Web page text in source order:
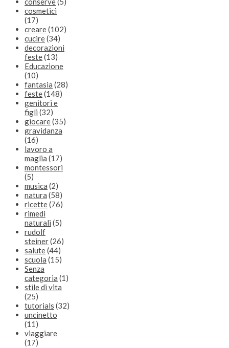
cosmetici
(17)
creare(102)
cucire(34)
decorazioni
feste(13)
Educazione
(10)
fantasia (28)
feste(148)
genitori e
figli (32)
giocare(35)
gravidanza
(16)
lavoro a
maglia (17)
montessori
(5)
musica (2)
natura (58)
ricette(76)
rimedi
naturali (5)
rudolf
steiner(26)
salute(44)
scuola (15)
Senza
categoria (1)
stile di vita
(25)
tutorials (32)
uncinetto
(11)
viaggiare
(17)